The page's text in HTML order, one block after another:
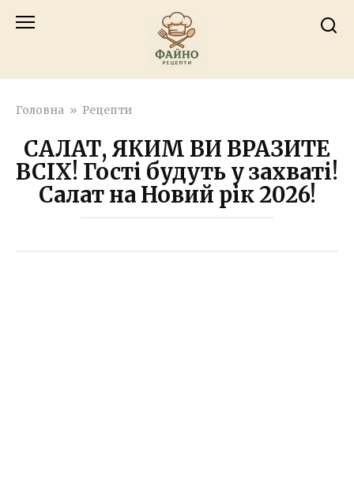
Головна » Рецепти
САЛАТ, ЯКИМ ВИ ВРАЗИТЕ
ВСІХ! Гості будуть у захваті!
Салат на Новий рік 2026!